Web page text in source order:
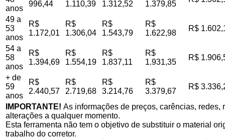
anos
996,44
1.110,39
1.312,52
1.379,85
49 a
53
anos
R$
1.172,01
R$
1.306,04
R$
1.543,79
R$
1.622,98
R$
54 a
58
anos
R$
1.394,69
R$
1.554,19
R$
1.837,11
R$
1.931,35
R$
+ de
59
anos
R$
2.440,57
R$
2.719,68
R$
3.214,76
R$
3.379,67
R$
IMPORTANTE! As informações de preços, carências,
alterações a qualquer momento.
Esta ferramenta não tem o objetivo de substituir o material
trabalho do corretor.